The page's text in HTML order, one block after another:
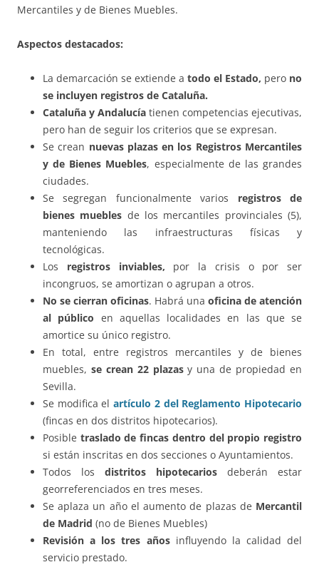
Mercantiles y de Bienes Muebles.
Aspectos destacados:
La demarcación se extiende a todo el Estado, pero no
se incluyen registros de Cataluña.
Cataluña y Andalucía tienen competencias ejecutivas,
pero han de seguir los criterios que se expresan.
Se crean nuevas plazas en los Registros Mercantiles
y de Bienes Muebles, especialmente de las grandes
ciudades.
Se segregan funcionalmente varios registros de
bienes muebles de los mercantiles provinciales (5),
manteniendo las infraestructuras físicas y
tecnológicas.
Los registros inviables, por la crisis o por ser
incongruos, se amortizan o agrupan a otros.
No se cierran oficinas. Habrá una oficina de atención
al público en aquellas localidades en las que se
amortice su único registro.
En total, entre registros mercantiles y de bienes
muebles, se crean 22 plazasy una de propiedad en
Sevilla.
Se modifica elartículo 2 del Reglamento Hipotecario
(fincas en dos distritos hipotecarios).
Posible traslado de fincas dentro del propio registro
si están inscritas en dos secciones o Ayuntamientos.
Todos los distritos hipotecarios deberán estar
georreferenciados en tres meses.
Se aplaza un año el aumento de plazas de Mercantil
de Madrid (no de Bienes Muebles)
Revisión a los tres añosinfluyendo la calidad del
servicio prestado.